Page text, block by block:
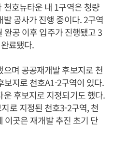
호뉴타운 내 1구역은 청량
공사가 진행 중이다. 2구역
공 이후 입주가 진행됐고 3
료됐다.
며 공공재개발 후보지로 천
지로 천호A1-2구역이 있다.
후보지로 지정되기도 했다.
로 지정된 천호3-2구역, 천
이곳은 재개발 추진 초기 단